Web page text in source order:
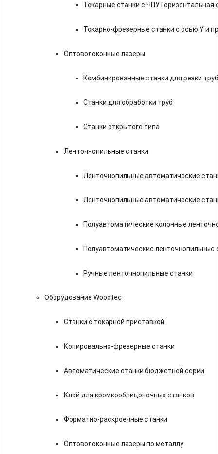
Токарные станки с ЧПУ Горизонтальная
Токарно-фрезерные станки с осью Y и
Оптоволоконные лазеры
Комбинированные станки для резки
Станки для обработки труб
Станки открытого типа
Ленточнопильные станки
Ленточнопильные автоматические
Ленточнопильные автоматические
Полуавтоматические колонные
Полуавтоматические ленточнопильные
Ручные ленточнопильные станки
Оборудование Woodtec
Станки с токарной приставкой
Копировально-фрезерные станки
Автоматические станки бюджетной серии
Клей для кромкооблицовочных станков
Форматно-раскроечные станки
Оптоволоконные лазеры по металлу